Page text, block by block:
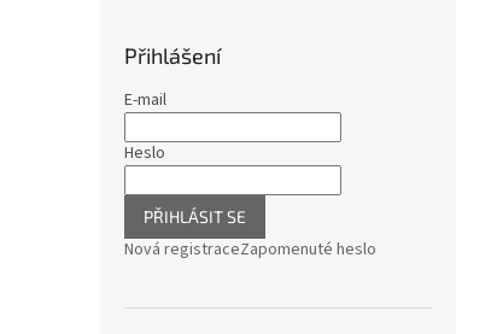
Přihlášení
E-mail
Heslo
PŘIHLÁSIT SE
Nová registraceZapomenuté heslo